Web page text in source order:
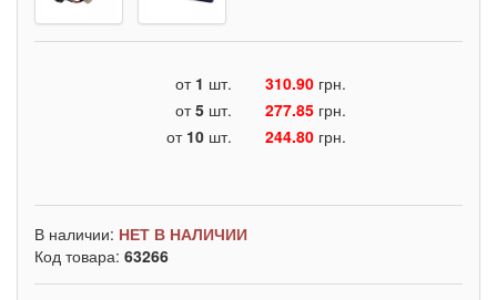
от 1 шт. 310.90 грн.
от5 шт. 277.85 грн.
от 10 шт. 244.80 грн.
В наличии: НЕТ В НАЛИЧИИ
Код товара: 63266